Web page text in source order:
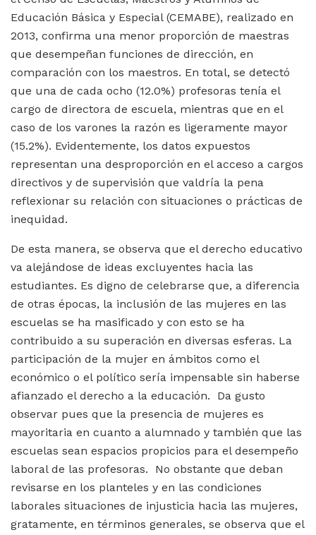
Educación Básica y Especial (CEMABE), realizado en
2013, confirma una menor proporción de maestras
que desempeñan funciones de dirección, en
comparación con los maestros. En total, se detectó
que una de cada ocho (12.0%) profesoras tenía el
cargo de directora de escuela, mientras que en el
caso de los varones la razón es ligeramente mayor
(15.2%). Evidentemente, los datos expuestos
representan una desproporción en el acceso a cargos
directivos y de supervisión que valdría la pena
reflexionar su relación con situaciones o prácticas de
inequidad.
De esta manera, se observa que el derecho educativo
va alejándose de ideas excluyentes hacia las
estudiantes. Es digno de celebrarse que, a diferencia
de otras épocas, la inclusión de las mujeres en las
escuelas se ha masificado y con esto se ha
contribuido a su superación en diversas esferas. La
participación de la mujer en ámbitos como el
económico o el político sería impensable sin haberse
afianzado el derecho a la educación. Da gusto
observar pues que la presencia de mujeres es
mayoritaria en cuanto a alumnado y también que las
escuelas sean espacios propicios para el desempeño
laboral de las profesoras. No obstante que deban
revisarse en los planteles y en las condiciones
laborales situaciones de injusticia hacia las mujeres,
gratamente, en términos generales, se observa que el